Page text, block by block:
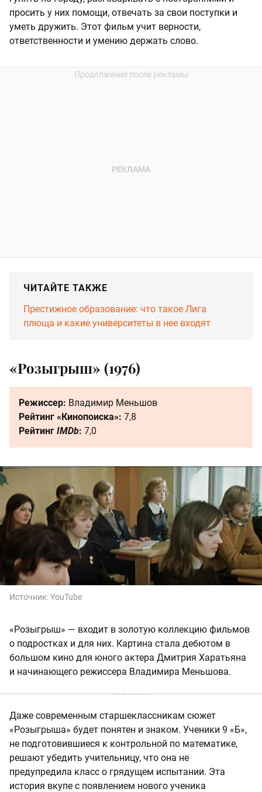
просить у них помощи, отвечать за свои поступки и
уметь дружить. Этот фильм учит верности,
ответственности и умению держать слово.
ЧИТАЙТЕ ТАКЖЕ
Престижное образование: что такое Лига
плюща и какие университеты в нее входят
«Розыгрыш» (1976)
Режиссер: Владимир Меньшов
Рейтинг «Кинопоиска»: 7,8
Рейтинг IMDb: 7,0
Источник:YouTube
«Розыгрыш» — входит в золотую коллекцию фильмов
о подростках и для них. Картина стала дебютом в
большом кино для юного актера Дмитрия Харатьяна
и начинающего режиссера Владимира Меньшова.
Даже современным старшеклассникам сюжет
«Розыгрыша» будет понятен и знаком. Ученики 9 «Б»,
не подготовившиеся к контрольной по математике,
решают убедить учительницу, что она не
предупредила класс о грядущем испытании. Эта
история вкупе с появлением нового ученика